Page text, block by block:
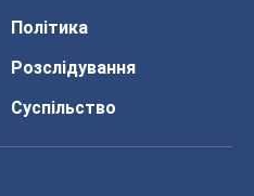
Політика
Розслідування
Суспільство